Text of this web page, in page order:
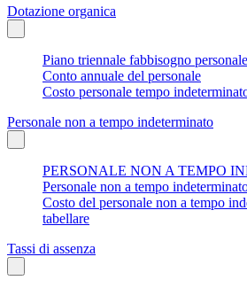
Dotazione organica
Piano triennale fabbisogno personale
Conto annuale del personale
Costo personale tempo
Personale non a tempo indeterminato
PERSONALE NON A TEMPO
Personale non a tempo
Costo del personale non a tempo
tabellare
Tassi di assenza